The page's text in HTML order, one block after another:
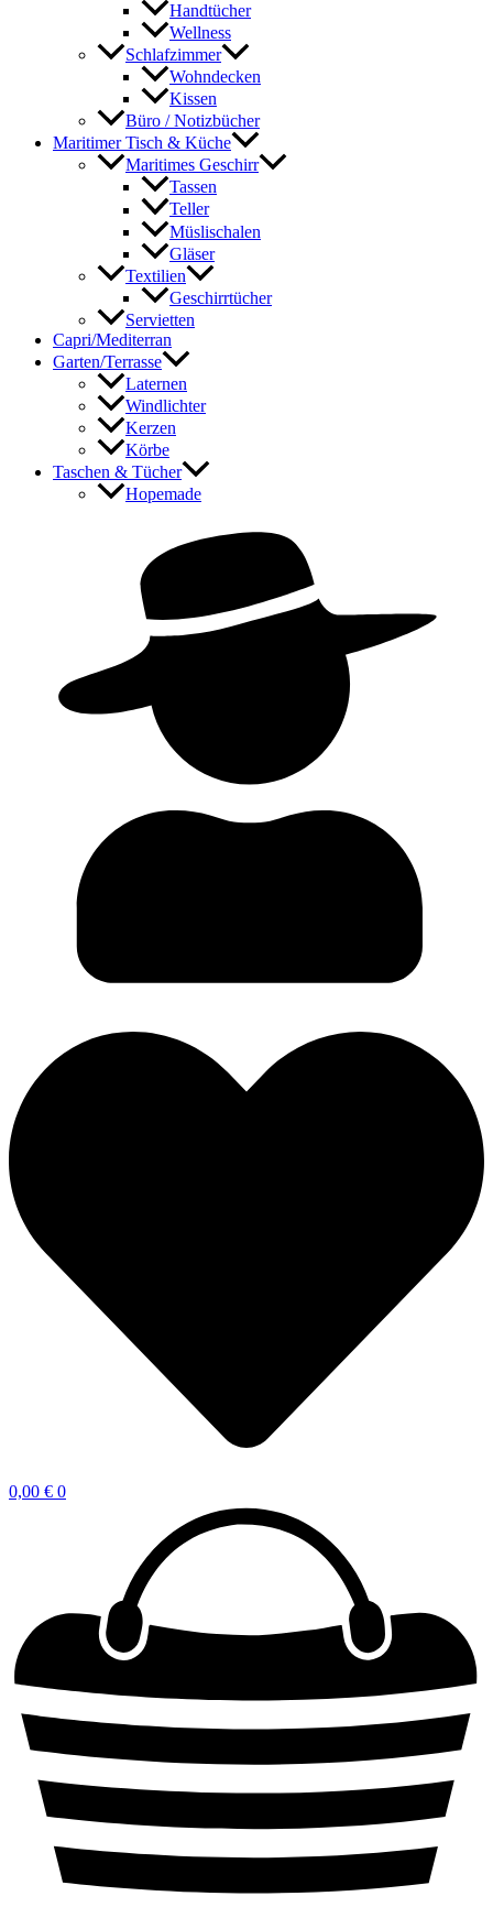
Handtücher
Wellness
Schlafzimmer
Wohndecken
Kissen
Büro / Notizbücher
Maritimer Tisch & Küche
Maritimes Geschirr
Tassen
Teller
Müslischalen
Gläser
Textilien
Geschirrtücher
Servietten
Capri/Mediterran
Garten/Terrasse
Laternen
Windlichter
Kerzen
Körbe
Taschen & Tücher
Hopemade
0,00 € 0